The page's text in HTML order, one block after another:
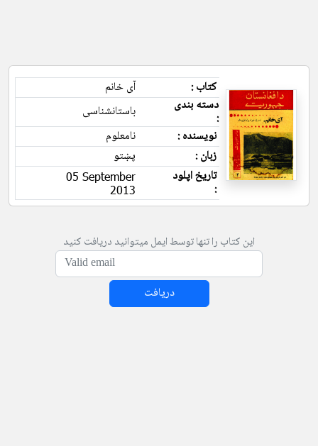
کتاب :
آی خانم
دسته بندی
:
باستانشناسی
نویسنده :
نامعلوم
زبان :
پښتو
تاریخ اپلود
:
05 September
2013
این کتاب را تنها توسط ایمل میتوانید دریافت کنید
دریافت